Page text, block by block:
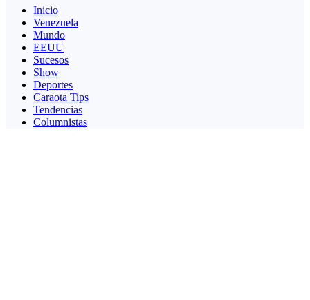
Inicio
Venezuela
Mundo
EEUU
Sucesos
Show
Deportes
Caraota Tips
Tendencias
Columnistas